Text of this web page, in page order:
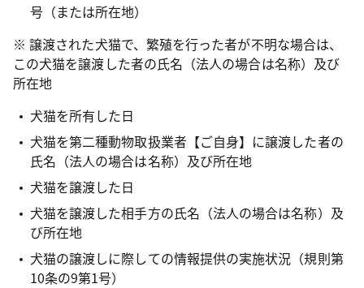
号（または所在地）
※ 譲渡された犬猫で、繁殖を行った者が不明な場合は、
この犬猫を譲渡した者の氏名（法人の場合は名称）及び
所在地
犬猫を所有した日
犬猫を第二種動物取扱業者【ご自身】に譲渡した者の
氏名（法人の場合は名称）及び所在地
犬猫を譲渡した日
犬猫を譲渡した相手方の氏名（法人の場合は名称）及
び所在地
犬猫の譲渡しに際しての情報提供の実施状況（規則第
10条の9第1号）